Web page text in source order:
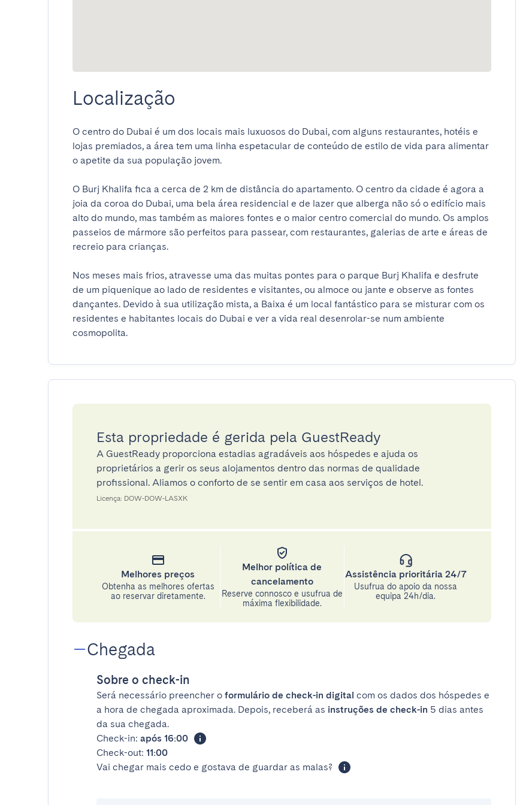
Localização
O centro do Dubai é um dos locais mais luxuosos do Dubai, com alguns restaurantes, hotéis e
lojas premiados, a área tem uma linha espetacular de conteúdo de estilo de vida para alimentar
o apetite da sua população jovem.
O Burj Khalifa fica a cerca de 2 km de distância do apartamento. O centro da cidade é agora a
joia da coroa do Dubai, uma bela área residencial e de lazer que alberga não só o edifício mais
alto do mundo, mas também as maiores fontes e o maior centro comercial do mundo. Os amplos
passeios de mármore são perfeitos para passear, com restaurantes, galerias de arte e áreas de
recreio para crianças.
Nos meses mais frios, atravesse uma das muitas pontes para o parque Burj Khalifa e desfrute
de um piquenique ao lado de residentes e visitantes, ou almoce ou jante e observe as fontes
dançantes. Devido à sua utilização mista, a Baixa é um local fantástico para se misturar com os
residentes e habitantes locais do Dubai e ver a vida real desenrolar-se num ambiente
cosmopolita.
Esta propriedade é gerida pela GuestReady
A GuestReady proporciona estadias agradáveis aos hóspedes e ajuda os
proprietários a gerir os seus alojamentos dentro das normas de qualidade
profissional. Aliamos o conforto de se sentir em casa aos serviços de hotel.
Licença: DOW-DOW-LASXK
Melhores preços
Obtenha as melhores ofertas
ao reservar diretamente.
Melhor política de
cancelamento
Reserve connosco e usufrua de
máxima flexibilidade.
Assistência prioritária 24/7
Usufrua do apoio da nossa
equipa 24h/dia.
Chegada
Sobre o check-in
Será necessário preencher o formulário de check-in digital com os dados dos hóspedes e
a hora de chegada aproximada. Depois, receberá as instruções de check-in 5 dias antes
da sua chegada.
Check-in: após 16:00
Check-out: 11:00
Vai chegar mais cedo e gostava de guardar as malas?